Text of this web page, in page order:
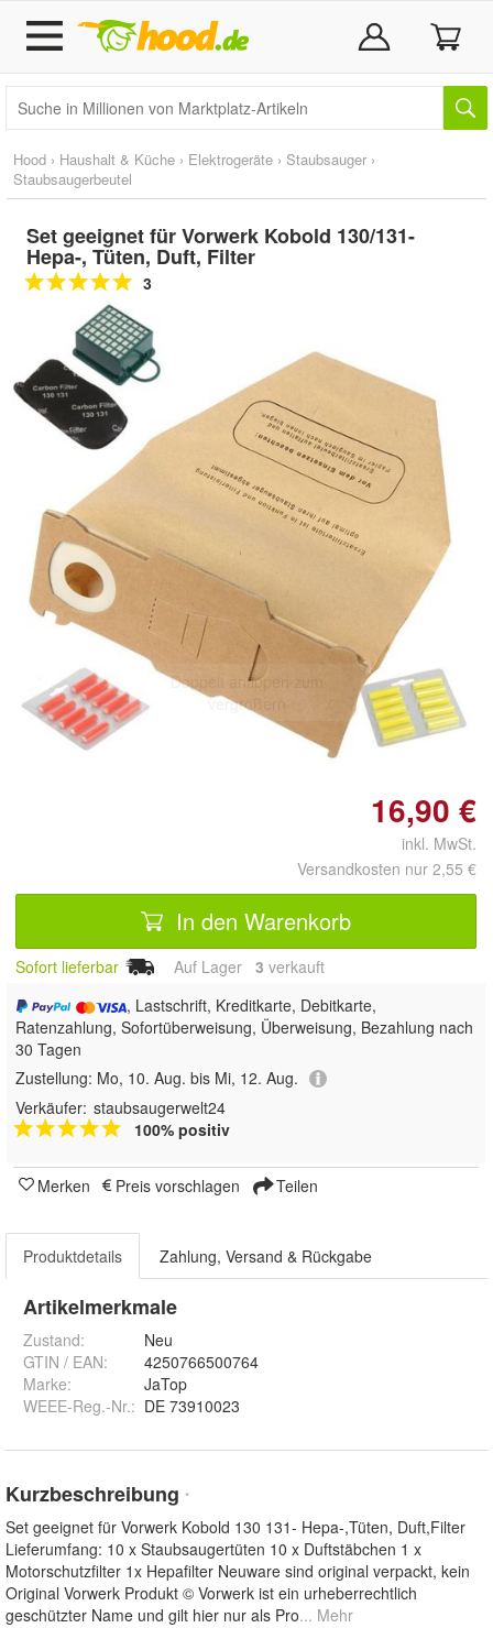
Hood › Haushalt & Küche › Elektrogeräte › Staubsauger ›
Staubsaugerbeutel
Set geeignet für Vorwerk Kobold 130/131-
Hepa-, Tüten, Duft, Filter
3
Doppelt antippen zum
vergrößern
16,90 €
inkl. MwSt.
Versandkosten nur 2,55 €
In den Warenkorb
Sofort lieferbar Auf Lager 3 verkauft
, Lastschrift, Kreditkarte, Debitkarte,
Ratenzahlung, Sofortüberweisung, Überweisung, Bezahlung nach
30 Tagen
Zustellung: Mo, 10. Aug. bis Mi, 12. Aug.
Verkäufer: staubsaugerwelt24
100% positiv
Merken Preis vorschlagen Teilen
Produktdetails Zahlung, Versand & Rückgabe
Artikelmerkmale
Zustand:
Neu
GTIN / EAN:
4250766500764
Marke:
JaTop
WEEE-Reg.-Nr.: DE 73910023
Kurzbeschreibung *
Set geeignet für Vorwerk Kobold 130 131- Hepa-,Tüten, Duft,Filter
Lieferumfang: 10 x Staubsaugertüten 10 x Duftstäbchen 1 x
Motorschutzfilter 1x Hepafilter Neuware sind original verpackt, kein
Original Vorwerk Produkt © Vorwerk ist ein urheberrechtlich
geschützter Name und gilt hier nur als Pro... Mehr